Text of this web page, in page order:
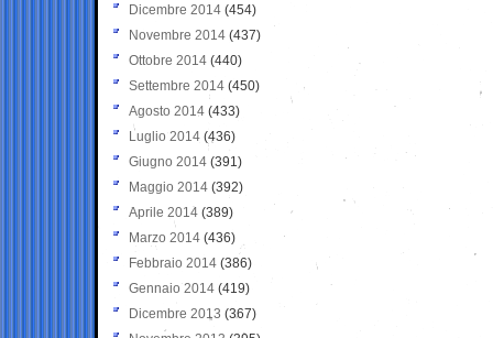
Dicembre 2014 (454)
Novembre 2014 (437)
Ottobre 2014 (440)
Settembre 2014 (450)
Agosto 2014 (433)
Luglio 2014 (436)
Giugno 2014 (391)
Maggio 2014 (392)
Aprile 2014 (389)
Marzo 2014 (436)
Febbraio 2014 (386)
Gennaio 2014 (419)
Dicembre 2013 (367)